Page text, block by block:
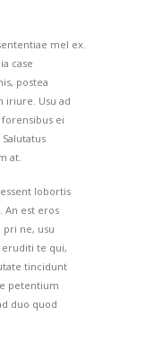
mel ex.
case
postea
iriure. Usu ad
ei
at.
lobortis
An est eros
pri ne, usu
eruditi te qui,
tincidunt
petentium
duo quod